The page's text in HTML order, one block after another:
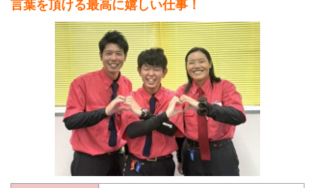
言葉を頂ける最高に嬉しい仕事！